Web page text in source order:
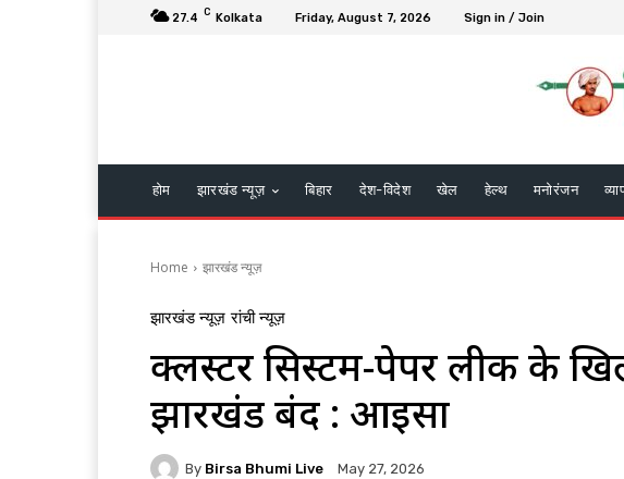
27.4 C Kolkata Friday, August 7, 2026 Sign in / Join
होम झारखंड न्यूज़ बिहार देश-विदेश खेल हेल्थ मनोरंजन
Home झारखंड न्यूज़
झारखंड न्यूज़ रांची न्यूज़
क्लस्टर सिस्टम-पेपर लीक के
झारखंड बंद : आइसा
By Birsa Bhumi Live May 27, 2026